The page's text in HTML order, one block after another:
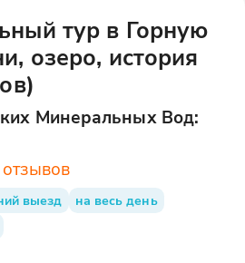
тур в Горную
озеро, история
Минеральных Вод:
отзывов
выезд
на весь день